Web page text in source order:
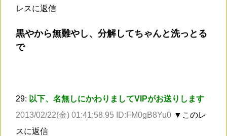
レスに返信
黒やから無難やし、分解してちゃんと洗っとる
で
29: 以下、名無しにかわりましてVIPがお送りします
2013/02/22(金) 01:41:58.95 ID:FM0gB8Yu0 ▼このレ
スに返信